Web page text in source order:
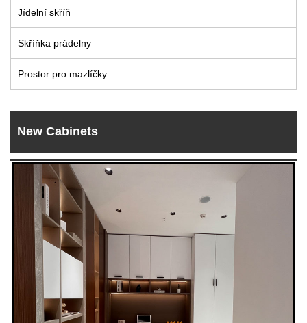
Jídelní skříň
Skříňka prádelny
Prostor pro mazlíčky
New Cabinets